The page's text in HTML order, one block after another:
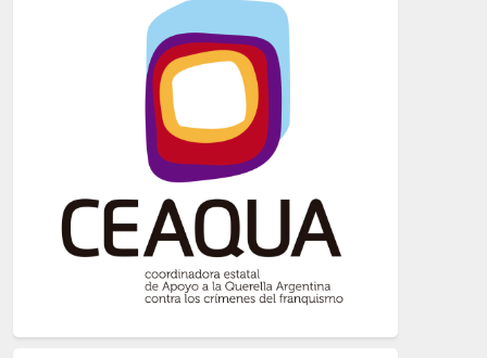
Crímenes del franquismo
(721)
(699)
(607)
neofranquismo
(567)
Justicia Universal
Derechos Humanos
(522)
Nacionalcatolicismo
(514)